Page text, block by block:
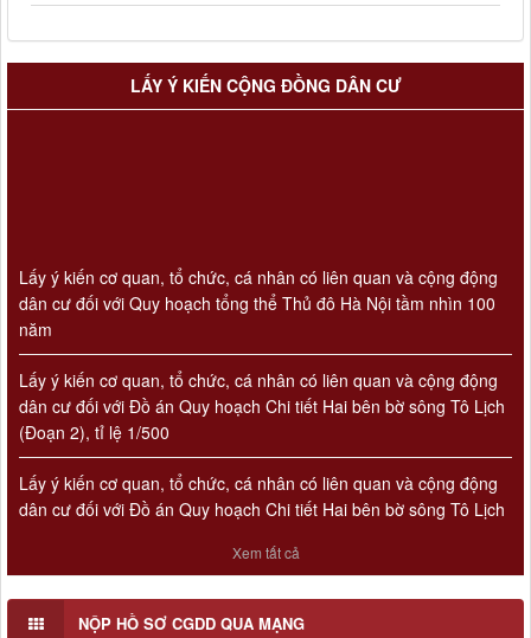
LẤY Ý KIẾN CỘNG ĐỒNG DÂN CƯ
Lấy ý kiến cơ quan, tổ chức, cá nhân có liên quan và cộng động
dân cư đối với Quy hoạch tổng thể Thủ đô Hà Nội tầm nhìn 100
năm
Lấy ý kiến cơ quan, tổ chức, cá nhân có liên quan và cộng động
dân cư đối với Đồ án Quy hoạch Chi tiết Hai bên bờ sông Tô Lịch
(Đoạn 2), tỉ lệ 1/500
Lấy ý kiến cơ quan, tổ chức, cá nhân có liên quan và cộng động
dân cư đối với Đồ án Quy hoạch Chi tiết Hai bên bờ sông Tô Lịch
(Đoạn 3), tỉ lệ 1/500
Lấy ý kiến cơ quan, tổ chức, cá nhân có liên quan và cộng động
dân cư đối với Đồ án Quy hoạch Chi tiết Hai bên bờ sông Tô Lịch
(Đoạn 1), tỉ lệ 1/500
Xem tất cả
NỘP HỒ SƠ CGDD QUA MẠNG